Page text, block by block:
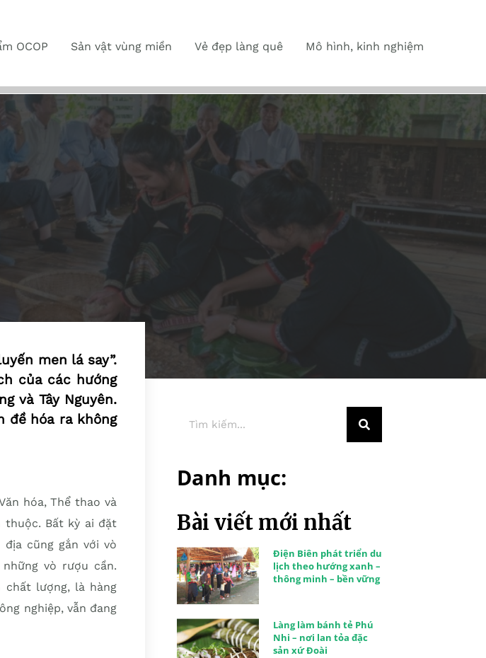
OCOP Sản vật vùng miền Vẻ đẹp làng quê Mô hình, kinh nghiệm
men lá say”.
của các hướng
và Tây Nguyên.
đề hóa ra không
hóa, Thể thao và
thuộc. Bất kỳ ai đặt
cũng gắn với vò
vò rượu cần.
chất lượng, là hàng
nghiệp, vẫn đang
Danh mục:
Bài viết mới nhất
Điện Biên phát triển du
lịch theo hướng xanh –
thông minh – bền vững
Làng làm bánh tẻ Phú
Nhi – nơi lan tỏa đặc
sản xứ Đoài